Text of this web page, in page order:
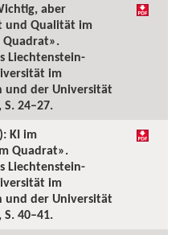
aber
und Qualität im
Quadrat».
Liechtenstein-
im
und der Universität
24–27.
KI im
Quadrat».
Liechtenstein-
im
und der Universität
40–41.